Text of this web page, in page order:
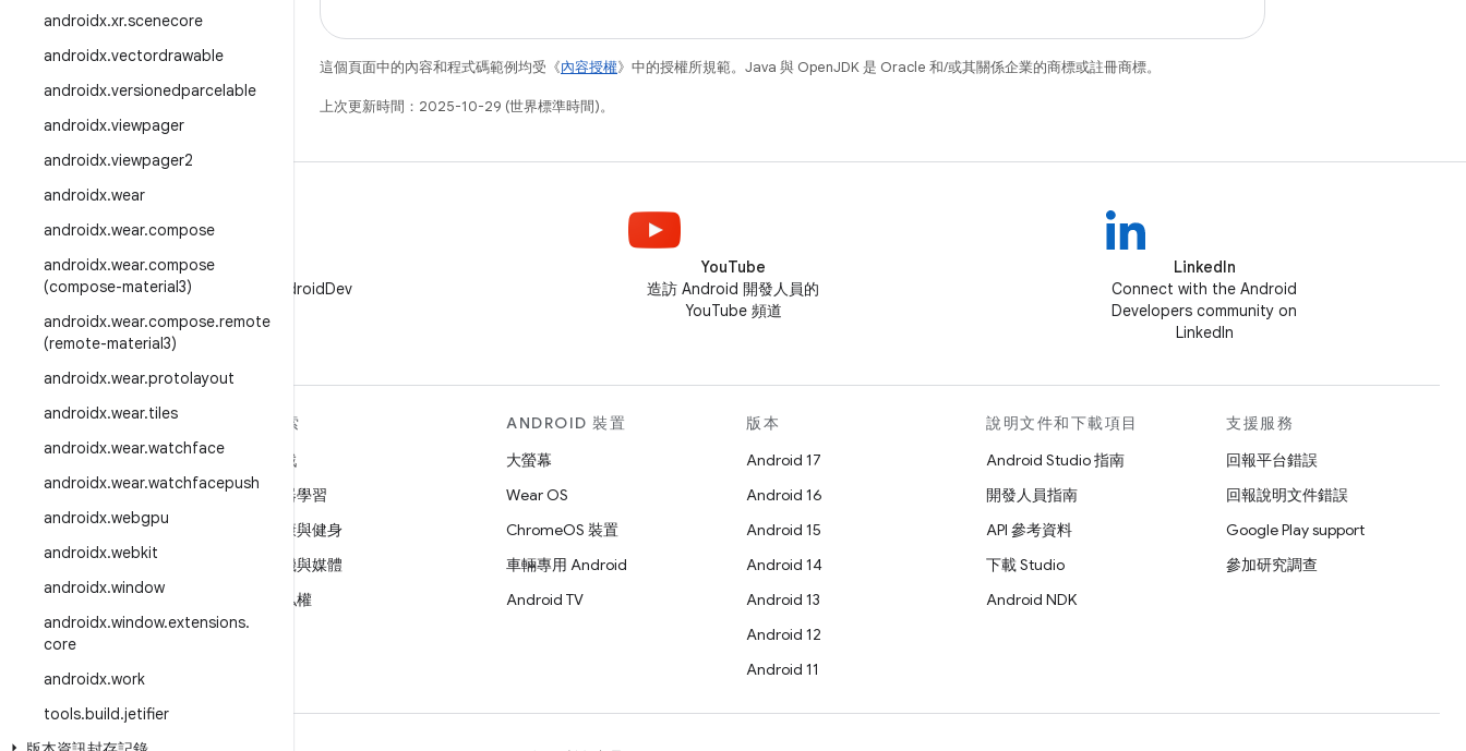
androidx.xr.scenecore
androidx.vectordrawable
androidx.versionedparcelable
androidx.viewpager
androidx.viewpager2
androidx.wear
androidx.wear.compose
androidx.wear.compose
(compose-material3)
androidx.wear.compose.remote
(remote-material3)
androidx.wear.protolayout
androidx.wear.tiles
androidx.wear.watchface
androidx.wear.watchfacepush
androidx.webgpu
androidx.webkit
androidx.window
androidx.window.extensions.
core
androidx.work
tools.build.jetifier
這個頁面中的內容和程式碼範例均受《內容授權》中的授權所規範。Java 與 OpenJDK 是 Oracle 和/或其關係企業的商標或註冊商標。
上次更新時間：2025-10-29 (世界標準時間)。
在 X 中追蹤 @AndroidDev
YouTube
造訪 Android 開發人員的
YouTube 頻道
LinkedIn
Connect with the Android
Developers community on
LinkedIn
深入瞭解 ANDROID
Android
企業專用 Android
安全性
原始碼
新聞
網誌
Podcast
探索
遊戲
機器學習
健康與健身
相機與媒體
隱私權
ANDROID 裝置
大螢幕
Wear OS
ChromeOS 裝置
車輛專用 Android
Android TV
版本
Android 17
Android 16
Android 15
Android 14
Android 13
Android 12
Android 11
說明文件和下載項目
Android Studio 指南
開發人員指南
API 參考資料
下載 Studio
Android NDK
支援服務
回報平台錯誤
回報說明文件錯誤
Google Play support
參加研究調查